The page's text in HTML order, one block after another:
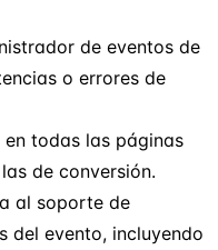
de eventos de
o errores de
todas las páginas
de conversión.
al soporte de
del evento, incluyendo